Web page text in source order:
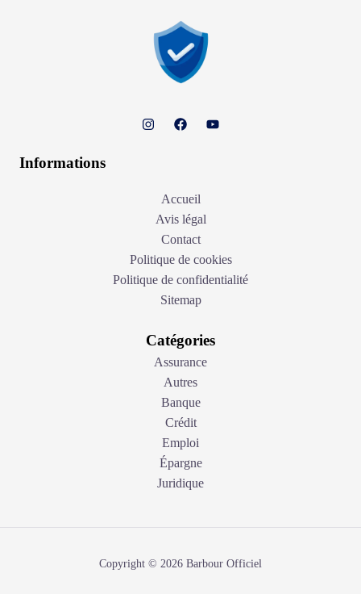
Informations
Accueil
Avis légal
Contact
Politique de cookies
Politique de confidentialité
Sitemap
Catégories
Assurance
Autres
Banque
Crédit
Emploi
Épargne
Juridique
Copyright © 2026 Barbour Officiel